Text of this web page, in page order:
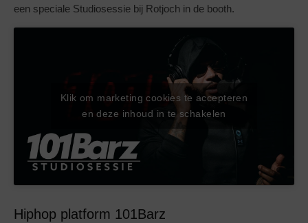
een speciale Studiosessie bij Rotjoch in de booth.
Klik om marketing cookies te accepteren
en deze inhoud in te schakelen
Hiphop platform 101Barz